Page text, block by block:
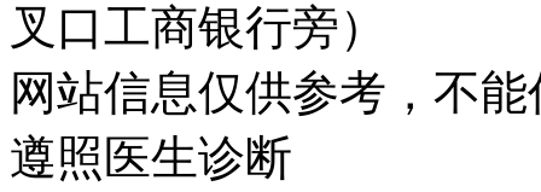
叉口工商银行旁）
网站信息仅供参考，不
遵照医生诊断